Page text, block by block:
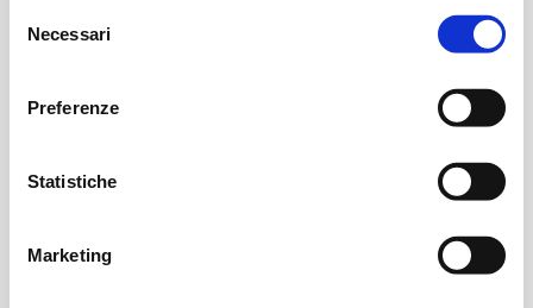
delNecessari
Preferenze
Statistiche
Marketing
vuid 2 anni